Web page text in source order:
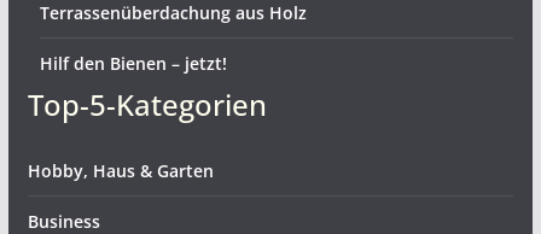
Terrassenüberdachung aus Holz
Hilf den Bienen – jetzt!
Top-5-Kategorien
Hobby, Haus & Garten
Business